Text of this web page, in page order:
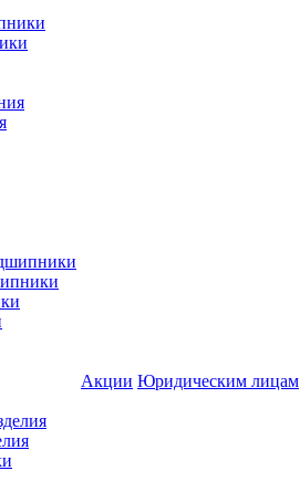
Акции Юридическим лицам